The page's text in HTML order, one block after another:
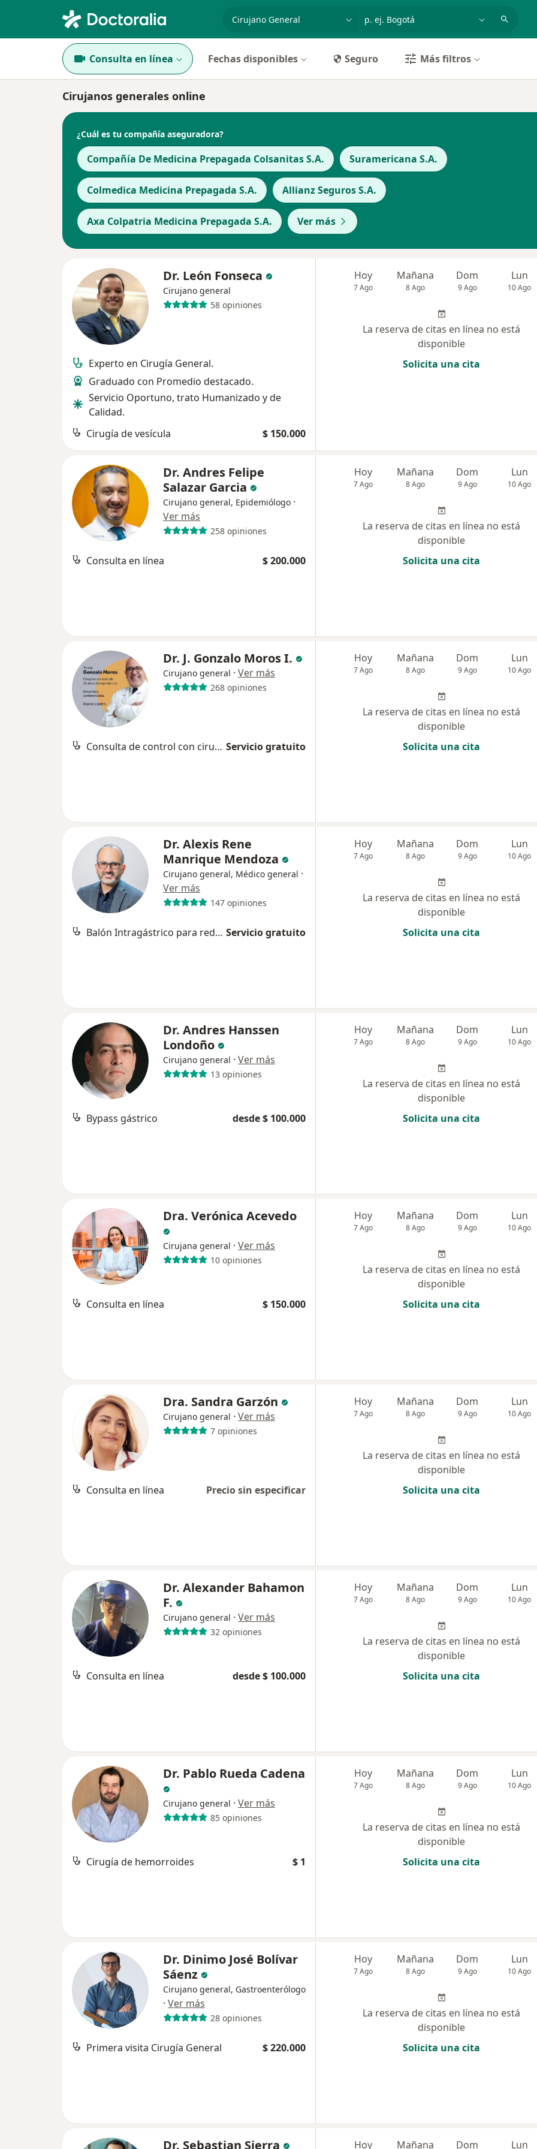
p. ej. Bogotá
Consulta en línea Fechas disponibles Seguro Más filtros
Cirujanos generales online
¿Cuál es tu compañía aseguradora?
Compañía De Medicina Prepagada Colsanitas S.A. Suramericana S.A.
Colmedica Medicina Prepagada S.A. Allianz Seguros S.A.
Axa Colpatria Medicina Prepagada S.A. Ver más
Dr. León Fonseca
Cirujano general
58 opiniones
Experto en Cirugía General.
Graduado con Promedio destacado.
Servicio Oportuno, trato Humanizado y de
Calidad.
Cirugía de vesícula
$ 150.000
Hoy
7 Ago
Mañana
8 Ago
Dom
9 Ago
Lun
10 Ago
La reserva de citas en línea no está
disponible
Solicita una cita
Dr. Andres Felipe
Salazar Garcia
Cirujano general, Epidemiólogo ·
Ver más
258 opiniones
Consulta en línea $ 200.000
Hoy
7 Ago
Mañana
8 Ago
Dom
9 Ago
Lun
10 Ago
La reserva de citas en línea no está
disponible
Solicita una cita
Dr. J. Gonzalo Moros I.
Cirujano general · Ver más
268 opiniones
Consulta de control con cirugía gastrointestinal Servicio gratuito
Hoy
7 Ago
Mañana
8 Ago
Dom
9 Ago
Lun
10 Ago
La reserva de citas en línea no está
disponible
Solicita una cita
Dr. Alexis Rene
Manrique Mendoza
Cirujano general, Médico general ·
Ver más
147 opiniones
Balón Intragástrico para reducción de peso Servicio gratuito
Hoy
7 Ago
Mañana
8 Ago
Dom
9 Ago
Lun
10 Ago
La reserva de citas en línea no está
disponible
Solicita una cita
Dr. Andres Hanssen
Londoño
Cirujano general · Ver más
13 opiniones
Bypass gástrico desde $ 100.000
Hoy
7 Ago
Mañana
8 Ago
Dom
9 Ago
Lun
10 Ago
La reserva de citas en línea no está
disponible
Solicita una cita
Dra. Verónica Acevedo
Cirujana general · Ver más
10 opiniones
Consulta en línea $ 150.000
Hoy
7 Ago
Mañana
8 Ago
Dom
9 Ago
Lun
10 Ago
La reserva de citas en línea no está
disponible
Solicita una cita
Dra. Sandra Garzón
Cirujano general · Ver más
7 opiniones
Consulta en línea Precio sin especificar
Hoy
7 Ago
Mañana
8 Ago
Dom
9 Ago
Lun
10 Ago
La reserva de citas en línea no está
disponible
Solicita una cita
Dr. Alexander Bahamon
F.
Cirujano general · Ver más
32 opiniones
Consulta en línea desde $ 100.000
Hoy
7 Ago
Mañana
8 Ago
Dom
9 Ago
Lun
10 Ago
La reserva de citas en línea no está
disponible
Solicita una cita
Dr. Pablo Rueda Cadena
Cirujano general · Ver más
85 opiniones
Cirugía de hemorroides $ 1
Hoy
7 Ago
Mañana
8 Ago
Dom
9 Ago
Lun
10 Ago
La reserva de citas en línea no está
disponible
Solicita una cita
Dr. Dinimo José Bolívar
Sáenz
Cirujano general, Gastroenterólogo
· Ver más
28 opiniones
Primera visita Cirugía General $ 220.000
Hoy
7 Ago
Mañana
8 Ago
Dom
9 Ago
Lun
10 Ago
La reserva de citas en línea no está
disponible
Solicita una cita
Dr. Sebastian Sierra Hoy Mañana Dom Lun